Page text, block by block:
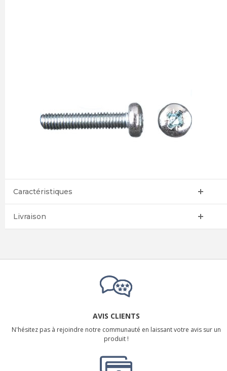
Caractéristiques
Livraison
AVIS CLIENTS
N'hésitez pas à rejoindre notre communauté en laissant votre avis sur un
produit !